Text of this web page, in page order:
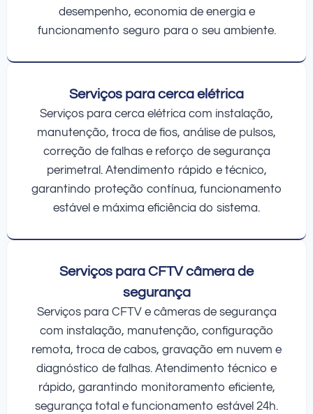
desempenho, economia de energia e
funcionamento seguro para o seu ambiente.
Serviços para cerca elétrica
Serviços para cerca elétrica com instalação,
manutenção, troca de fios, análise de pulsos,
correção de falhas e reforço de segurança
perimetral. Atendimento rápido e técnico,
garantindo proteção contínua, funcionamento
estável e máxima eficiência do sistema.
Serviços para CFTV câmera de
segurança
Serviços para CFTV e câmeras de segurança
com instalação, manutenção, configuração
remota, troca de cabos, gravação em nuvem e
diagnóstico de falhas. Atendimento técnico e
rápido, garantindo monitoramento eficiente,
segurança total e funcionamento estável 24h.